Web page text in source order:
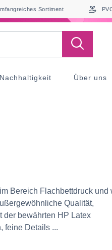
Sortiment
Nachhaltigkeit Über uns
Bereich Flachbettdruck und
Qualität,
der bewährten HP Latex
feine Details ...